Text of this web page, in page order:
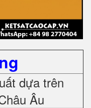
dựa trên
Âu